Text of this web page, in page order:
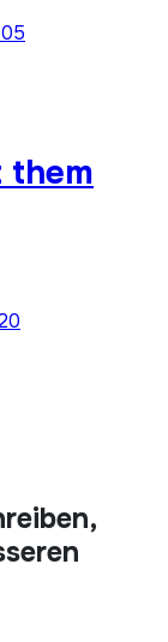
them